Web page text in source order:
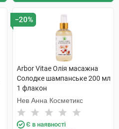
−20%
Arbor Vitae Олія масажна
Солодке шампанське 200 мл
1 флакон
Нев Анна Косметикс
Є в наявності